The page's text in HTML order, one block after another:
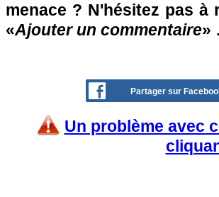
menace ? N'hésitez pas à
«Ajouter un commentaire»
Partager sur
Un problème avec